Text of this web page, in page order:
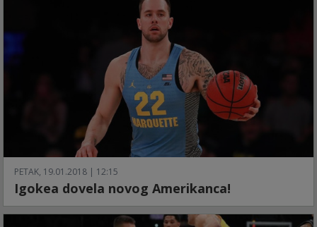
PETAK, 19.01.2018 | 12:15
Igokea dovela novog Amerikanca!